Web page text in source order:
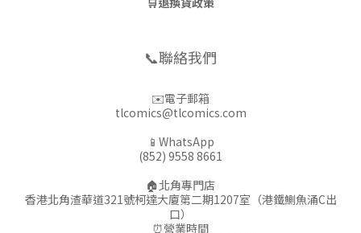
📞聯絡我們
✉️電子郵箱
tlcomics@tlcomics.com
📱WhatsApp
(852) 9558 8661
🏠北角專門店
香港北角渣華道321號柯達大廈第二期1207室（港鐵鰂魚涌C出
口）
⏰營業時間